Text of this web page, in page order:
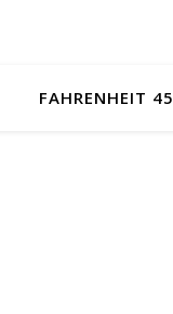
FAHRENHEIT